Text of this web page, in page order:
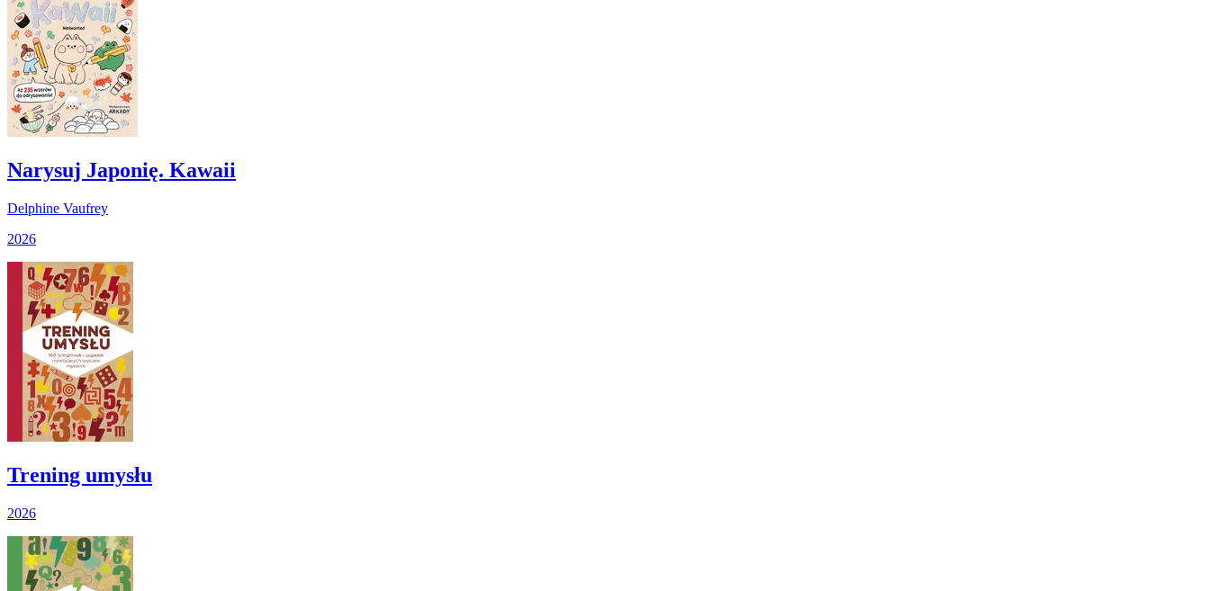
Narysuj Japonię. Kawaii
Delphine Vaufrey
2026
Trening umysłu
2026